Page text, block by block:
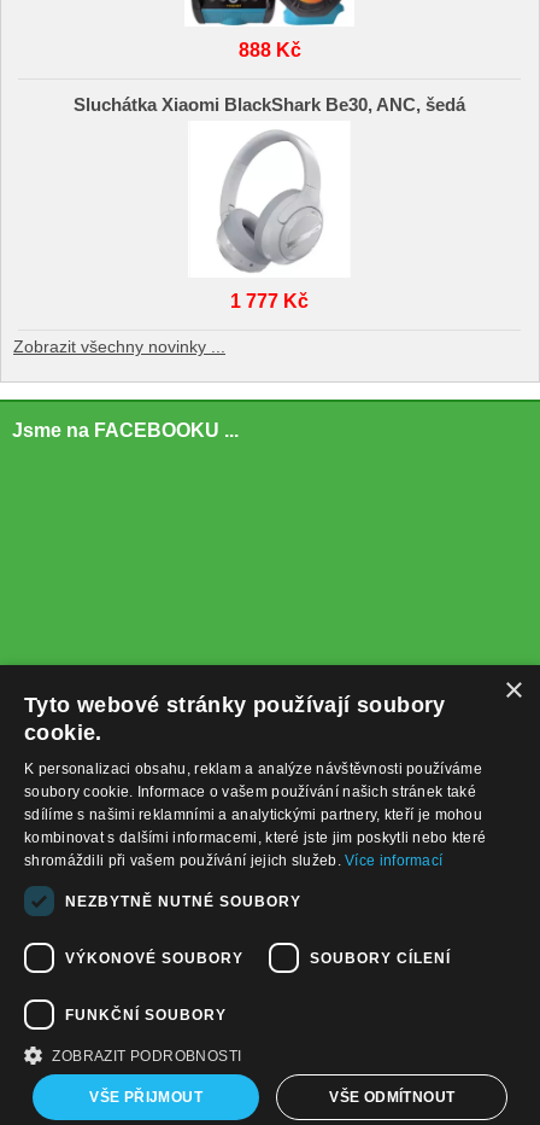
888 Kč
Sluchátka Xiaomi BlackShark Be30, ANC, šedá
1 777 Kč
Zobrazit všechny novinky ...
Jsme na FACEBOOKU ...
+420732122225
obchod@baterie-nabijecka.cz
Navigace
Úvodní strana
Nákupní košík
Kontaktní informace
Odstoupení od smlouvy
×
Tyto webové stránky používají soubory
cookie.
K personalizaci obsahu, reklam a analýze návštěvnosti používáme
soubory cookie. Informace o vašem používání našich stránek také
sdílíme s našimi reklamními a analytickými partnery, kteří je mohou
kombinovat s dalšími informacemi, které jste jim poskytli nebo které
shromáždili při vašem používání jejich služeb.Více informací
NEZBYTNĚ NUTNÉ SOUBORY
VÝKONOVÉ SOUBORY SOUBORY CÍLENÍ
FUNKČNÍ SOUBORY
ZOBRAZIT PODROBNOSTI
VŠE PŘIJMOUT VŠE ODMÍTNOUT